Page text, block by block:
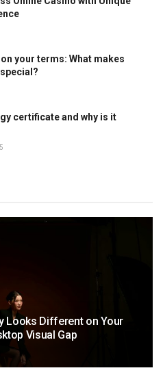
your terms: What makes
certificate and why is it
Looks Different on Your
Visual Gap